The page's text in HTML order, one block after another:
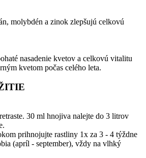
molybdén a zinok zlepšujú celkovú
nasadenie kvetov a celkovú vitalitu
kvetom počas celého leta.
30 ml hnojiva nalejte do 3 litrov
prihnojujte rastliny 1x za 3 - 4 týždne
(apríl - september), vždy na vlhký